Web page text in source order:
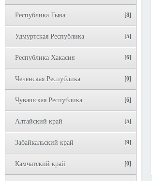
Республика Тыва [8]
Удмуртская Республика [5]
Республика Хакасия [6]
Чеченская Республика [0]
Чувашская Республика [6]
Алтайский край [5]
Забайкальский край [9]
Камчатский край [0]